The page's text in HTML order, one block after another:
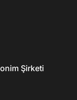
Şirketi